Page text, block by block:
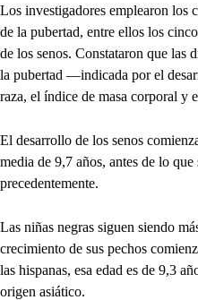
Los investigadores emplearon los
de la pubertad, entre ellos los
de los senos. Constataron que las
la pubertad —indicada por el
raza, el índice de masa corporal y
El desarrollo de los senos
media de 9,7 años, antes de lo
precedentemente.
Las niñas negras siguen siendo
crecimiento de sus pechos
las hispanas, esa edad es de 9,3
origen asiático.